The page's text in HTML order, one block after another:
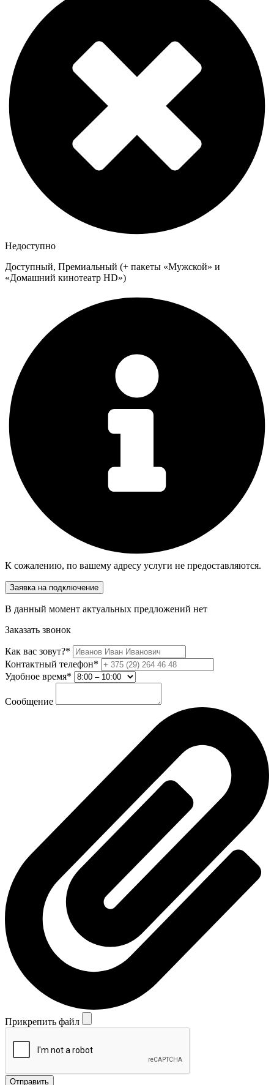
Недоступно
Доступный, Премиальный (+ пакеты «Мужской» и
«Домашний кинотеатр HD»)
К сожалению, по вашему адресу услуги не предоставляются.
Заявка на подключение
В данный момент актуальных предложений нет
Заказать звонок
Как вас зовут?*
Контактный телефон*
Удобное время*
Сообщение
Прикрепить файл
Отправить